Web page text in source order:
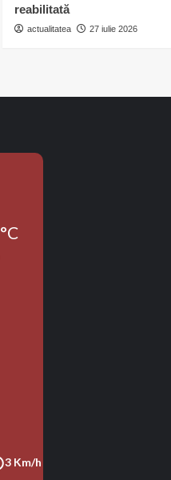
reabilitată
actualitatea 27 iulie 2026
°C
3 Km/h